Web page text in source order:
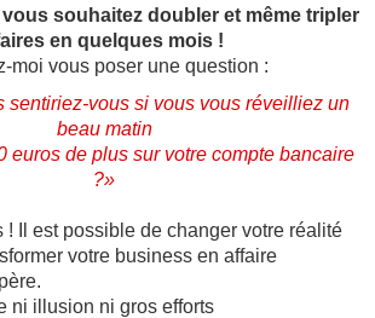
vous souhaitez doubler et même tripler
en quelques mois !
moi vous poser une question :
sentiriez-vous si vous vous réveilliez un
beau matin
euros de plus sur votre compte bancaire
?»
! Il est possible de changer votre réalité
votre business en affaire
ni illusion ni gros efforts